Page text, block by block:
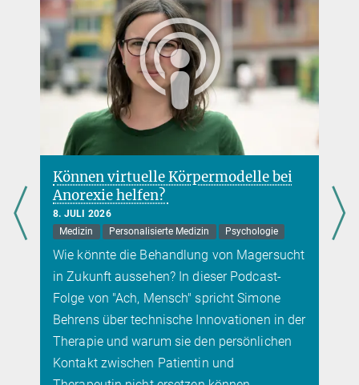
Hemmung eines Stressproteins
verhindert Folgen von Traumata in
der Kindheit
7. JULI 2026
Gehirn
Medizin
Die Auswirkungen auf das Gehirn könnten
sich eines Tages rückgängig machen lassen